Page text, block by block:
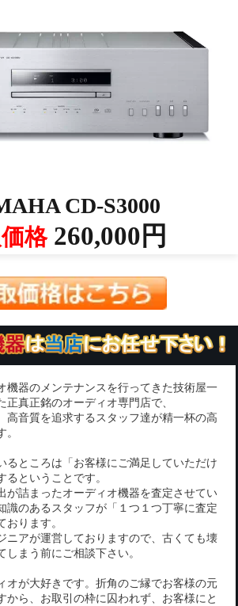
CD-S3000
格260,000円
機器のメンテナンスを行ってきた技術屋一
正真正銘のオーディオ専門店で、
高音質を追求するスタッフ達が精一杯の高
るところは「お客様にご満足していただけ
るということです。
が詰まったオーディオ機器を査定させてい
識のあるスタッフが「１つ１つ丁寧に査定
おります。
ニアが運営しておりますので、古くても壊
しまう前にご相談下さい。
オが大好きです。折角のご縁でお客様の元
から、お取引の枠に囚われず、お客様にと